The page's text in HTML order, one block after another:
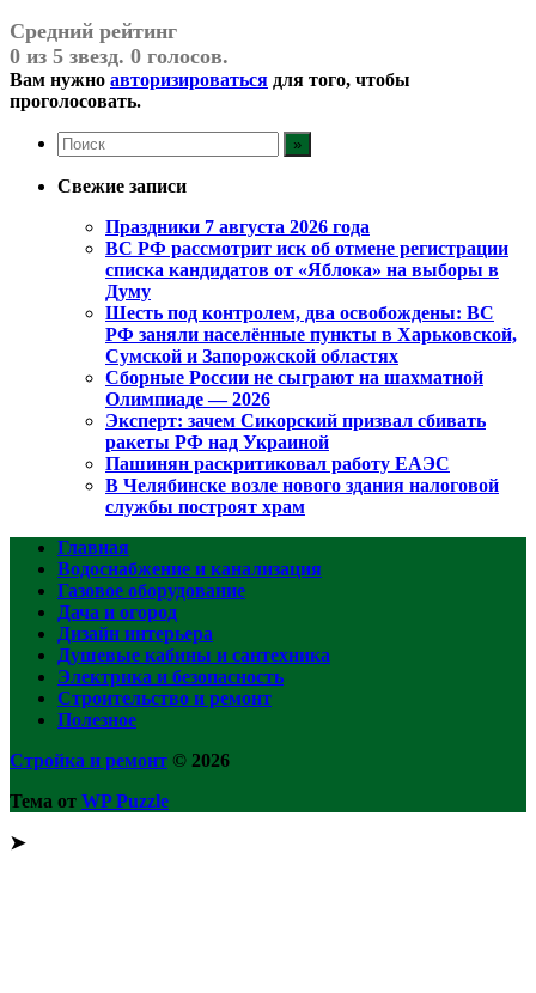
Средний рейтинг
0 из 5 звезд. 0 голосов.
Вам нужно авторизироваться для того, чтобы
проголосовать.
Свежие записи
Праздники 7 августа 2026 года
ВС РФ рассмотрит иск об отмене регистрации
списка кандидатов от «Яблока» на выборы в
Думу
Шесть под контролем, два освобождены: ВС
РФ заняли населённые пункты в Харьковской,
Сумской и Запорожской областях
Сборные России не сыграют на шахматной
Олимпиаде — 2026
Эксперт: зачем Сикорский призвал сбивать
ракеты РФ над Украиной
Пашинян раскритиковал работу ЕАЭС
В Челябинске возле нового здания налоговой
службы построят храм
Главная
Водоснабжение и канализация
Газовое оборудование
Дача и огород
Дизайн интерьера
Душевые кабины и сантехника
Электрика и безопасность
Строительство и ремонт
Полезное
Стройка и ремонт © 2026
Тема от WP Puzzle
➤